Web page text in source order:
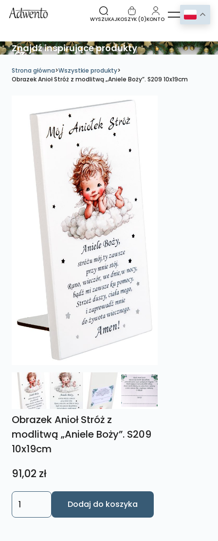
WYSZUKAJKOSZYK (0)KONTO
Znajdź inspirujące produkty
Strona główna>Wszystkie produkty>
Obrazek Anioł Stróż z modlitwą „Aniele Boży”. S209 10x19cm
Obrazek Anioł Stróż z
modlitwą „Aniele Boży”. S209
10x19cm
91,02 zł
ilość
Obrazek
Dodaj do koszyka